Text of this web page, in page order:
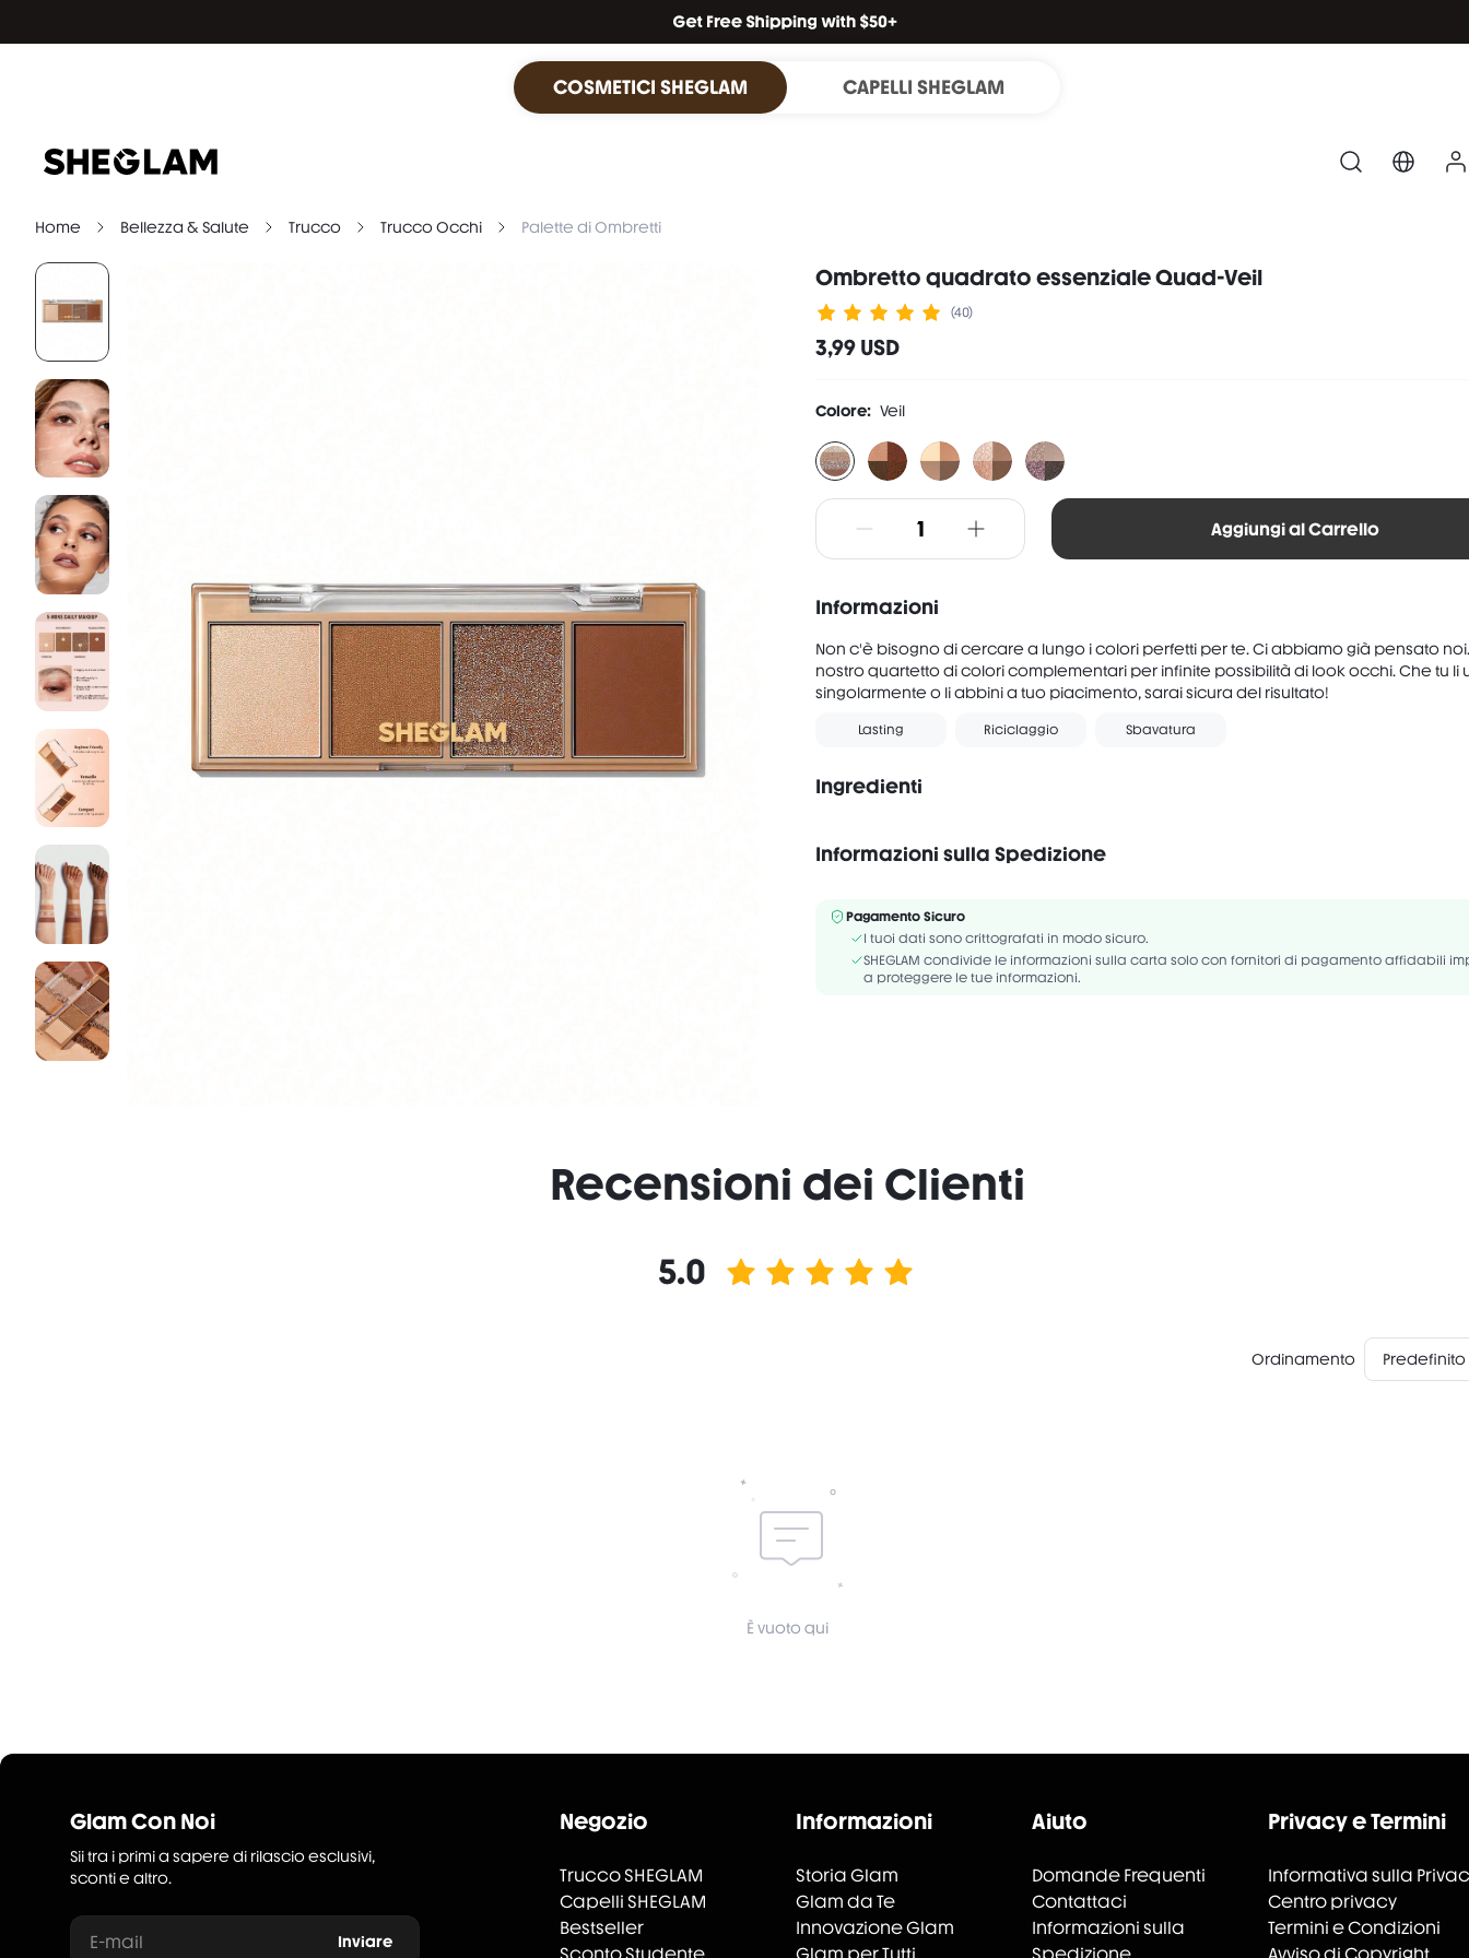
COSMETICI SHEGLAM CAPELLI SHEGLAM
Home Bellezza & Salute Trucco Trucco Occhi Palette di Ombretti
Ombretto quadrato essenziale Quad-Veil
(40)
3,99 USD
Colore: Veil
Aggiungi al Carrello
Informazioni
Non c'è bisogno di cercare a lungo i colori perfetti per te. Ci abbiamo già pensato noi.
nostro quartetto di colori complementari per infinite possibilità di look occhi. Che tu li
singolarmente o li abbini a tuo piacimento, sarai sicura del risultato!
Lasting Riciclaggio Sbavatura
Ingredienti
1#: MICA, DIISOSTEARYL MALATE, CALCIUM ALUMINUM BOROSILICATE, MAGNESIUM MYRISTATE,
SYNTHETIC FLUORPHLOGOPITE, DIMETHICONE, PHENYL TRIMETHICONE, NYLON-12, BORON
PHENOXYETHANOL, CAPRYLYL GLYCOL, TIN OXIDE, TITANIUM DIOXIDE (CI 77891), BISMUTH
Informazioni sulla Spedizione
Pagamento Sicuro
I tuoi dati sono crittografati in modo sicuro.
SHEGLAM condivide le informazioni sulla carta solo con fornitori di pagamento affidabili
a proteggere le tue informazioni.
Recensioni dei Clienti
5.0
Ordinamento Predefinito
È vuoto qui
Glam Con Noi
Sii tra i primi a sapere di rilascio esclusivi,
sconti e altro.
E-mail Inviare
Negozio
Trucco SHEGLAM
Capelli SHEGLAM
Bestseller
Informazioni
Storia Glam
Glam da Te
Innovazione Glam
Aiuto
Domande Frequenti
Contattaci
Informazioni sulla
Privacy e Termini
Informativa sulla
Centro privacy
Termini e Condizioni